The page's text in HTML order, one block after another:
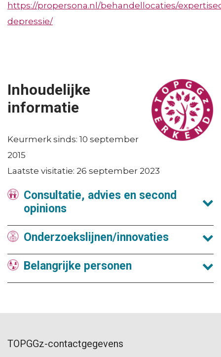
https://propersona.nl/behandellocaties/
depressie/
Inhoudelijke
informatie
Keurmerk sinds 10 september
2015
Laatste visitatie 26 september 2023
Consultatie, advies en second
opinions
Onderzoekslijnen/innovaties
Belangrijke personen
TOPGGz-contactgegevens